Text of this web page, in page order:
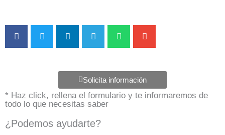
Solicita información
* Haz click, rellena el formulario y te informaremos de
todo lo que necesitas saber
¿Podemos ayudarte?